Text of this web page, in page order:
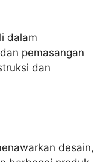
dalam
pemasangan
dan
desain,